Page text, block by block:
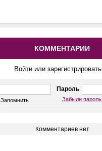
КОММЕНТАРИИ
Войти или
Пароль
Запомнить Забыли
Комментариев нет